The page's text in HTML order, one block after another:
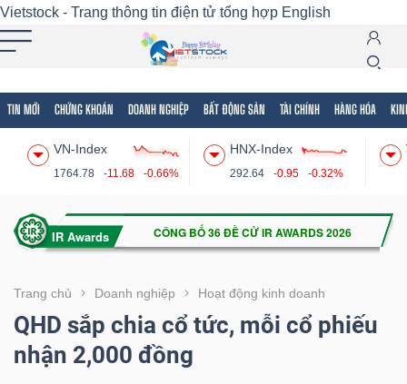
Vietstock - Trang thông tin điện tử tổng hợp English
TIN MỚI CHỨNG KHOÁN DOANH NGHIỆP BẤT ĐỘNG SẢN TÀI CHÍNH HÀNG HÓA
VN-Index
1764.78 -11.68 -0.66%
HNX-Index
292.64 -0.95 -0.32%
Trang chủ Doanh nghiệp Hoạt động kinh doanh
QHD sắp chia cổ tức, mỗi cổ phiếu
nhận 2,000 đồng
Tất cả Tính năng Ngành Mã chứng khoán
Tính
(-)
VIETSTOCK
CHỨNG